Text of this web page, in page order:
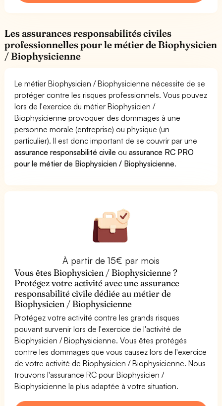
Les assurances responsabilités civiles
professionnelles pour le métier de Biophysicien
/ Biophysicienne
Le métier Biophysicien / Biophysicienne nécessite de se
protéger contre les risques professionnels. Vous pouvez
lors de l'exercice du métier Biophysicien /
Biophysicienne provoquer des dommages à une
personne morale (entreprise) ou physique (un
particulier). Il est donc important de se couvrir par une
assurance responsabilité civile ouassurance RC PRO
pour le métier de Biophysicien / Biophysicienne.
À partir de 15€ par mois
Vous êtes Biophysicien / Biophysicienne ?
Protégez votre activité avec une assurance
responsabilité civile dédiée au métier de
Biophysicien / Biophysicienne
Protégez votre activité contre les grands risques
pouvant survenir lors de l'exercice de l'activité de
Biophysicien / Biophysicienne. Vous êtes protégés
contre les dommages que vous causez lors de l'exercice
de votre activité de Biophysicien / Biophysicienne. Nous
trouvons l'assurance RC pour Biophysicien /
Biophysicienne la plus adaptée à votre situation.